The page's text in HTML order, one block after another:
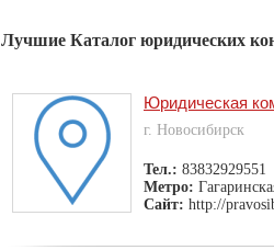
Лучшие Каталог юридических
Юридическая
г. Новосибирск
Тел.: 83832929551
Метро:
Сайт: http://